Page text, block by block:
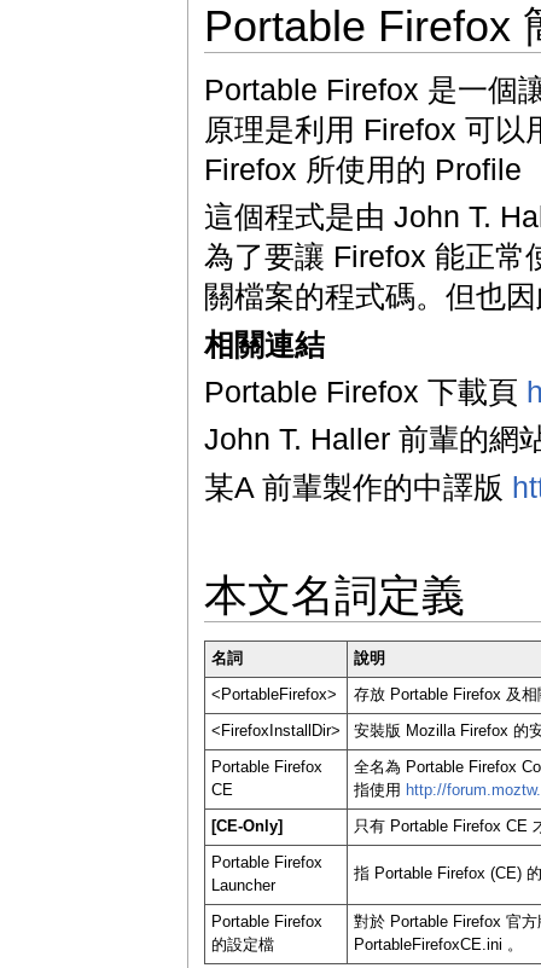
Portable Firefox
Portable Firefox 是一個
原理是利用 Firefox 可
Firefox 所使用的 Profile
這個程式是由 John T.
為了要讓 Firefox 能正常
關檔案的程式碼。但也
相關連結
Portable Firefox 下載頁
John T. Haller 前輩的網
某A 前輩製作的中譯版
本文名詞定義
名詞 說明
<PortableFirefox> 存放 Portable Firefox 及
<FirefoxInstallDir> 安裝版 Mozilla Firefox 的
Portable Firefox
CE
全名為 Portable Firefox
指使用 http://
[CE-Only] 只有 Portable Firefox CE
Portable Firefox
Launcher
指 Portable Firefox (CE)
Portable Firefox
的設定檔
對於 Portable Firefox 官
PortableFirefoxCE.ini 。